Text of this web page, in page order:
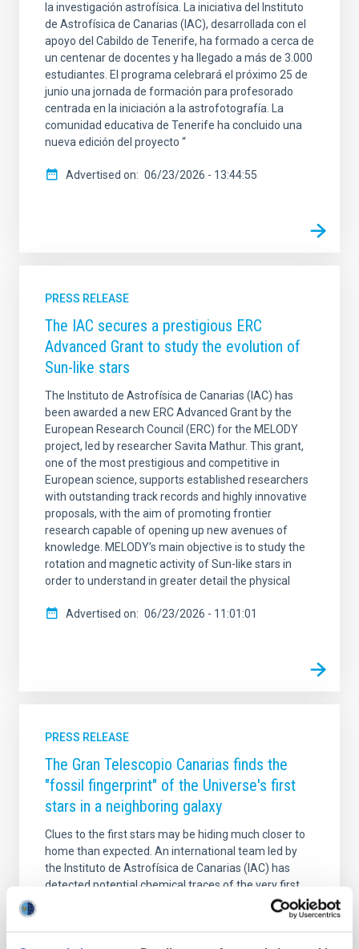
la investigación astrofísica. La iniciativa del Instituto
de Astrofísica de Canarias (IAC), desarrollada con el
apoyo del Cabildo de Tenerife, ha formado a cerca de
un centenar de docentes y ha llegado a más de 3.000
estudiantes. El programa celebrará el próximo 25 de
junio una jornada de formación para profesorado
centrada en la iniciación a la astrofotografía. La
comunidad educativa de Tenerife ha concluido una
nueva edición del proyecto “
Advertised on 06/23/2026 - 13:44:55
PRESS RELEASE
The IAC secures a prestigious ERC
Advanced Grant to study the evolution of
Sun-like stars
The Instituto de Astrofísica de Canarias (IAC) has
been awarded a new ERC Advanced Grant by the
European Research Council (ERC) for the MELODY
project, led by researcher Savita Mathur. This grant,
one of the most prestigious and competitive in
European science, supports established researchers
with outstanding track records and highly innovative
proposals, with the aim of promoting frontier
research capable of opening up new avenues of
knowledge. MELODY’s main objective is to study the
rotation and magnetic activity of Sun-like stars in
order to understand in greater detail the physical
Advertised on 06/23/2026 - 11:01:01
PRESS RELEASE
The Gran Telescopio Canarias finds the
"fossil fingerprint" of the Universe's first
stars in a neighboring galaxy
Clues to the first stars may be hiding much closer to
home than expected. An international team led by
the Instituto de Astrofísica de Canarias (IAC) has
detected potential chemical traces of the very first
stars in the Universe within a neighboring galaxy. The
setting for this discovery is NGC 1277, a well-known
"relic" galaxy. While normal galaxies grow and